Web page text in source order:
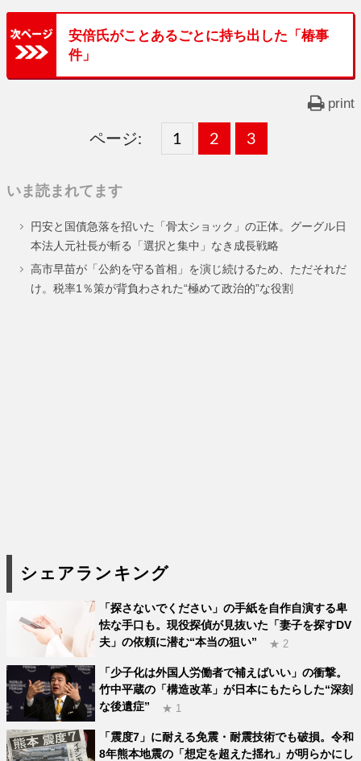
安倍氏がことあるごとに持ち出した「椿事
件」
print
ページ:
固
ー
ジ
1 ,
固
ー
ジ
2 ,
固
ー
ジ
3
いま読まれてます
円安と国債急落を招いた「骨太ショック」の正体。グーグル日
本法人元社長が斬る「選択と集中」なき成長戦略
高市早苗が「公約を守る首相」を演じ続けるため、ただそれだ
け。税率1％策が背負わされた“極めて政治的”な役割
シェアランキング
「探さないでください」の手紙を自作自演する卑
怯な手口も。現役探偵が見抜いた「妻子を探すDV
夫」の依頼に潜む“本当の狙い”
★ 2
「少子化は外国人労働者で補えばいい」の衝撃。
竹中平蔵の「構造改革」が日本にもたらした“深刻
な後遺症”
★ 1
「震度7」に耐える免震・耐震技術でも破損。令和
8年熊本地震の「想定を超えた揺れ」が明らかにし